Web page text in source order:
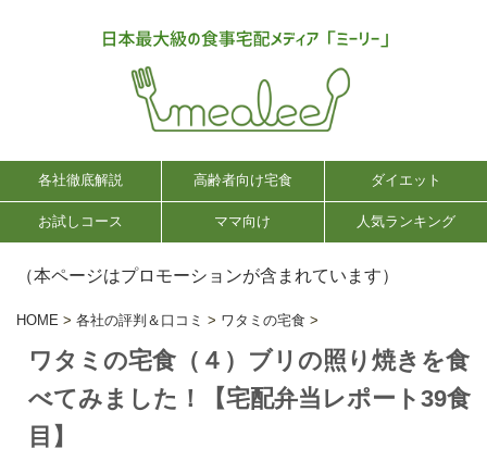
各社徹底解説 高齢者向け宅食 ダイエット
お試しコース ママ向け 人気ランキング
（本ページはプロモーションが含まれています）
HOME > 各社の評判＆口コミ > ワタミの宅食 >
ワタミの宅食（４）ブリの照り焼きを食
べてみました！【宅配弁当レポート39食
目】